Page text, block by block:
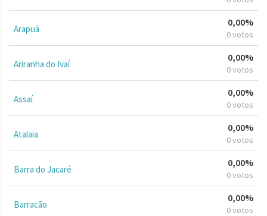
Arapuã
0,00%
0 votos
Ariranha do Ivaí
0,00%
0 votos
Assaí
0,00%
0 votos
Atalaia
0,00%
0 votos
Barra do Jacaré
0,00%
0 votos
Barracão
0,00%
0 votos